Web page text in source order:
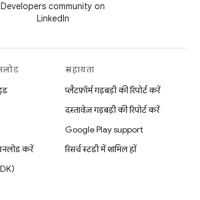
Developers community on
LinkedIn
करें
सहायता
प्लैटफ़ॉर्म गड़बड़ी की रिपोर्ट करें
दस्तावेज़ गड़बड़ी की रिपोर्ट करें
Google Play support
रिसर्च स्टडी में शामिल हों